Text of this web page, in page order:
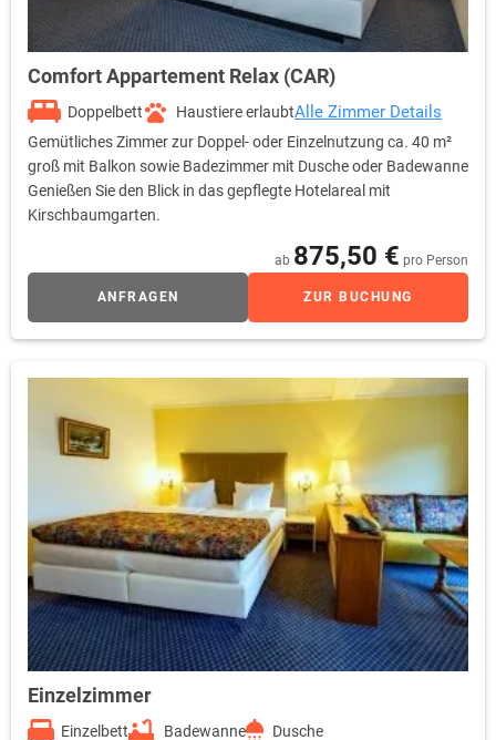
Comfort Appartement Relax (CAR)
Doppelbett Haustiere erlaubtAlle Zimmer Details
Gemütliches Zimmer zur Doppel- oder Einzelnutzung ca. 40 m²
groß mit Balkon sowie Badezimmer mit Dusche oder Badewanne
Genießen Sie den Blick in das gepflegte Hotelareal mit
Kirschbaumgarten.
ab 875,50 € pro Person
ANFRAGEN ZUR BUCHUNG
Einzelzimmer
Einzelbett Badewanne
Dusche